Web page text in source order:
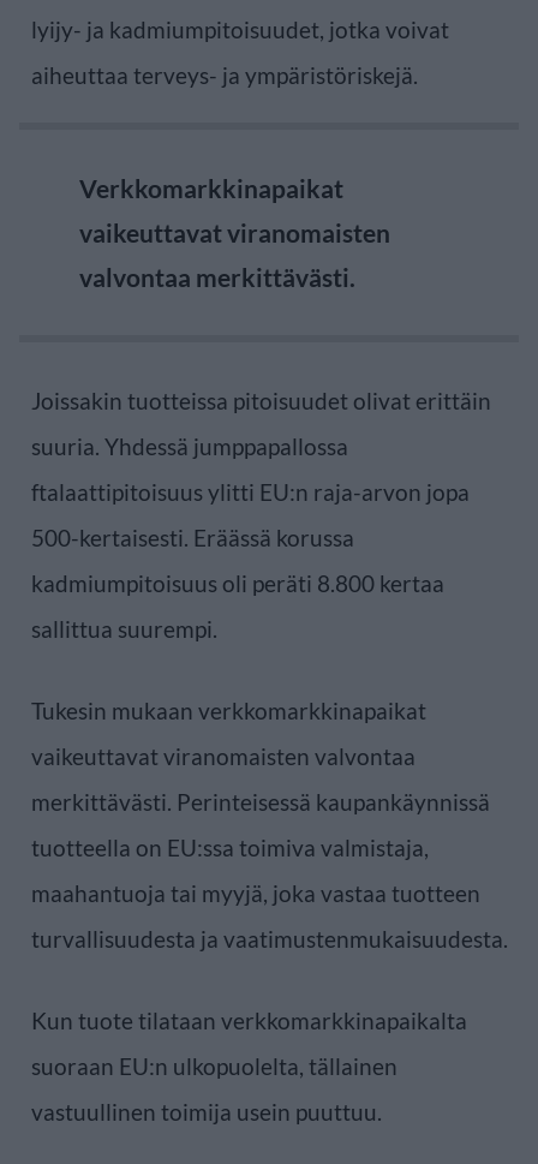
lyijy- ja kadmiumpitoisuudet, jotka voivat
aiheuttaa terveys- ja ympäristöriskejä.
Verkkomarkkinapaikat
vaikeuttavat viranomaisten
valvontaa merkittävästi.
Joissakin tuotteissa pitoisuudet olivat erittäin
suuria. Yhdessä jumppapallossa
ftalaattipitoisuus ylitti EU:n raja-arvon jopa
500-kertaisesti. Eräässä korussa
kadmiumpitoisuus oli peräti 8.800 kertaa
sallittua suurempi.
Tukesin mukaan verkkomarkkinapaikat
vaikeuttavat viranomaisten valvontaa
merkittävästi. Perinteisessä kaupankäynnissä
tuotteella on EU:ssa toimiva valmistaja,
maahantuoja tai myyjä, joka vastaa tuotteen
turvallisuudesta ja vaatimustenmukaisuudesta.
Kun tuote tilataan verkkomarkkinapaikalta
suoraan EU:n ulkopuolelta, tällainen
vastuullinen toimija usein puuttuu.